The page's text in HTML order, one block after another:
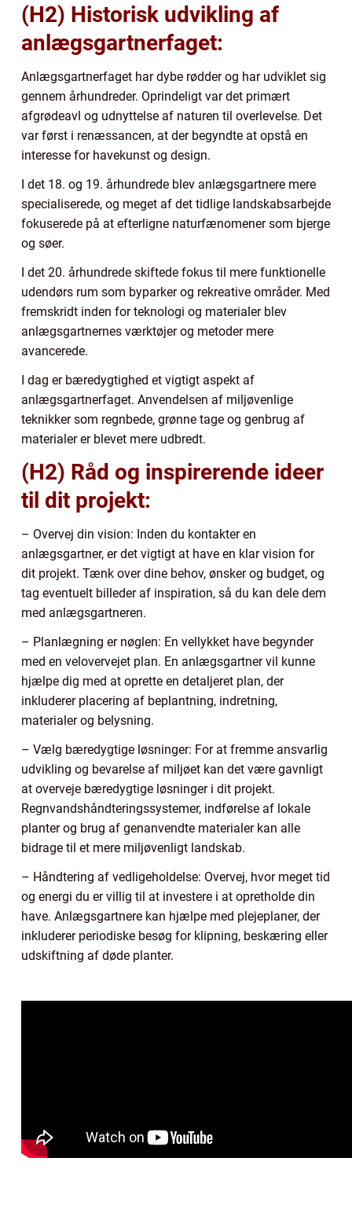
(H2) Historisk udvikling af
anlægsgartnerfaget:
Anlægsgartnerfaget har dybe rødder og har udviklet sig
gennem århundreder. Oprindeligt var det primært
afgrødeavl og udnyttelse af naturen til overlevelse. Det
var først i renæssancen, at der begyndte at opstå en
interesse for havekunst og design.
I det 18. og 19. århundrede blev anlægsgartnere mere
specialiserede, og meget af det tidlige landskabsarbejde
fokuserede på at efterligne naturfænomener som bjerge
og søer.
I det 20. århundrede skiftede fokus til mere funktionelle
udendørs rum som byparker og rekreative områder. Med
fremskridt inden for teknologi og materialer blev
anlægsgartnernes værktøjer og metoder mere
avancerede.
I dag er bæredygtighed et vigtigt aspekt af
anlægsgartnerfaget. Anvendelsen af miljøvenlige
teknikker som regnbede, grønne tage og genbrug af
materialer er blevet mere udbredt.
(H2) Råd og inspirerende ideer
til dit projekt:
– Overvej din vision: Inden du kontakter en
anlægsgartner, er det vigtigt at have en klar vision for
dit projekt. Tænk over dine behov, ønsker og budget, og
tag eventuelt billeder af inspiration, så du kan dele dem
med anlægsgartneren.
– Planlægning er nøglen: En vellykket have begynder
med en velovervejet plan. En anlægsgartner vil kunne
hjælpe dig med at oprette en detaljeret plan, der
inkluderer placering af beplantning, indretning,
materialer og belysning.
– Vælg bæredygtige løsninger: For at fremme ansvarlig
udvikling og bevarelse af miljøet kan det være gavnligt
at overveje bæredygtige løsninger i dit projekt.
Regnvandshåndteringssystemer, indførelse af lokale
planter og brug af genanvendte materialer kan alle
bidrage til et mere miljøvenligt landskab.
– Håndtering af vedligeholdelse: Overvej, hvor meget tid
og energi du er villig til at investere i at opretholde din
have. Anlægsgartnere kan hjælpe med plejeplaner, der
inkluderer periodiske besøg for klipning, beskæring eller
udskiftning af døde planter.